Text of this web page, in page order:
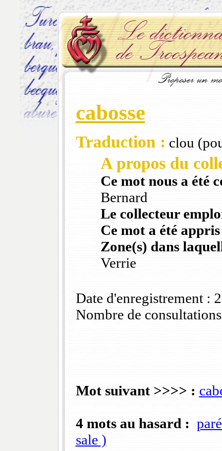
cabosse
Traduction : clou
A propos du
Ce mot nous a été
Bernard
Le collecteur
Ce mot a été
Zone(s) dans
Verrie
Date d'enregistrement :
Nombre de
Mot suivant >>>> :
4 mots au hasard :
sale )